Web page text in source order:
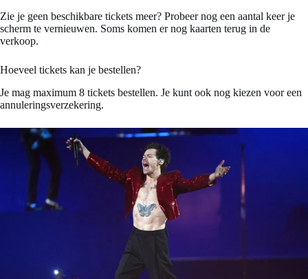
Zie je geen beschikbare tickets meer? Probeer nog een aantal keer je
scherm te vernieuwen. Soms komen er nog kaarten terug in de
verkoop.
Hoeveel tickets kan je bestellen?
Je mag maximum 8 tickets bestellen. Je kunt ook nog kiezen voor een
annuleringsverzekering.